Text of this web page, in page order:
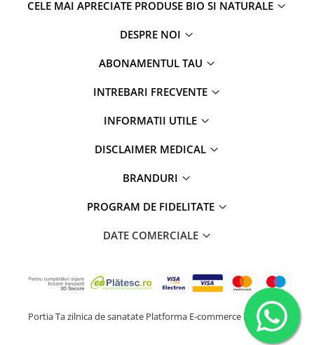
CELE MAI APRECIATE PRODUSE BIO SI NATURALE
DESPRE NOI
ABONAMENTUL TAU
INTREBARI FRECVENTE
INFORMATII UTILE
DISCLAIMER MEDICAL
BRANDURI
PROGRAM DE FIDELITATE
DATE COMERCIALE
Portia Ta zilnica de sanatate Platforma E-commerce by Gomag